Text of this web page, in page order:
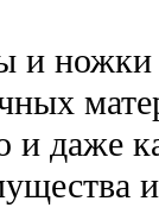
и ножки
и даже